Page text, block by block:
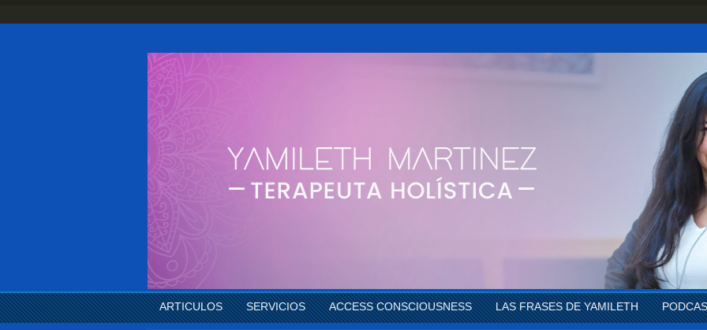
ARTICULOS SERVICIOS ACCESS CONSCIOUSNESS LAS FRASES DE YAMILETH